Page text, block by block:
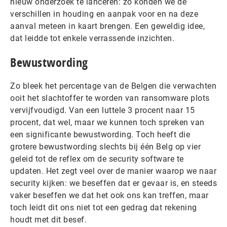
verschillen in houding en aanpak voor en na deze
aanval meteen in kaart brengen. Een geweldig idee,
dat leidde tot enkele verrassende inzichten.
Bewustwording
Zo bleek het percentage van de Belgen die verwachten
ooit het slachtoffer te worden van ransomware plots
vervijfvoudigd. Van een luttele 3 procent naar 15
procent, dat wel, maar we kunnen toch spreken van
een significante bewustwording. Toch heeft die
grotere bewustwording slechts bij één Belg op vier
geleid tot de reflex om de security software te
updaten. Het zegt veel over de manier waarop we naar
security kijken: we beseffen dat er gevaar is, en steeds
vaker beseffen we dat het ook ons kan treffen, maar
toch leidt dit ons niet tot een gedrag dat rekening
houdt met dit besef.